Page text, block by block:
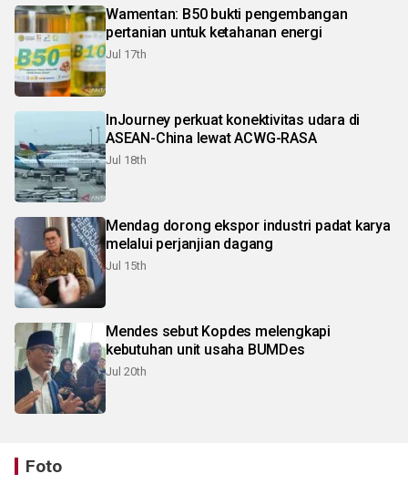
Wamentan: B50 bukti pengembangan
pertanian untuk ketahanan energi
Jul 17th
InJourney perkuat konektivitas udara di
ASEAN-China lewat ACWG-RASA
Jul 18th
Mendag dorong ekspor industri padat karya
melalui perjanjian dagang
Jul 15th
Mendes sebut Kopdes melengkapi
kebutuhan unit usaha BUMDes
Jul 20th
Foto